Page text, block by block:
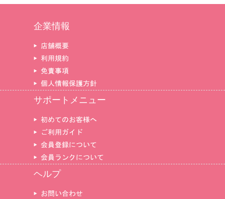
企業情報
▶ 店舗概要
▶ 利用規約
▶ 免責事項
▶ 個人情報保護方針
サポートメニュー
▶ 初めてのお客様へ
▶ ご利用ガイド
▶ 会員登録について
▶ 会員ランクについて
ヘルプ
▶ お問い合わせ